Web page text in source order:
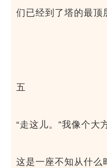
们已经到了塔的最顶
五
“走这儿。”我像个大
这是一座不知从什么